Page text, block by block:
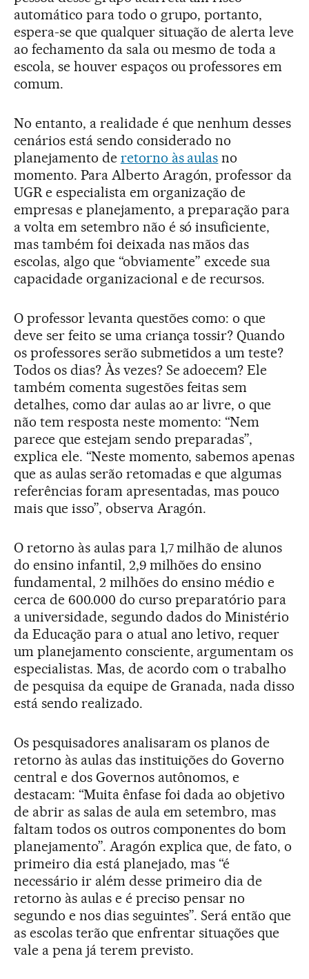
automático para todo o grupo, portanto,
espera-se que qualquer situação de alerta leve
ao fechamento da sala ou mesmo de toda a
escola, se houver espaços ou professores em
comum.
No entanto, a realidade é que nenhum desses
cenários está sendo considerado no
planejamento de retorno às aulas no
momento. Para Alberto Aragón, professor da
UGR e especialista em organização de
empresas e planejamento, a preparação para
a volta em setembro não é só insuficiente,
mas também foi deixada nas mãos das
escolas, algo que “obviamente” excede sua
capacidade organizacional e de recursos.
O professor levanta questões como: o que
deve ser feito se uma criança tossir? Quando
os professores serão submetidos a um teste?
Todos os dias? Às vezes? Se adoecem? Ele
também comenta sugestões feitas sem
detalhes, como dar aulas ao ar livre, o que
não tem resposta neste momento: “Nem
parece que estejam sendo preparadas”,
explica ele. “Neste momento, sabemos apenas
que as aulas serão retomadas e que algumas
referências foram apresentadas, mas pouco
mais que isso”, observa Aragón.
O retorno às aulas para 1,7 milhão de alunos
do ensino infantil, 2,9 milhões do ensino
fundamental, 2 milhões do ensino médio e
cerca de 600.000 do curso preparatório para
a universidade, segundo dados do Ministério
da Educação para o atual ano letivo, requer
um planejamento consciente, argumentam os
especialistas. Mas, de acordo com o trabalho
de pesquisa da equipe de Granada, nada disso
está sendo realizado.
Os pesquisadores analisaram os planos de
retorno às aulas das instituições do Governo
central e dos Governos autônomos, e
destacam: “Muita ênfase foi dada ao objetivo
de abrir as salas de aula em setembro, mas
faltam todos os outros componentes do bom
planejamento”. Aragón explica que, de fato, o
primeiro dia está planejado, mas “é
necessário ir além desse primeiro dia de
retorno às aulas e é preciso pensar no
segundo e nos dias seguintes”. Será então que
as escolas terão que enfrentar situações que
vale a pena já terem previsto.